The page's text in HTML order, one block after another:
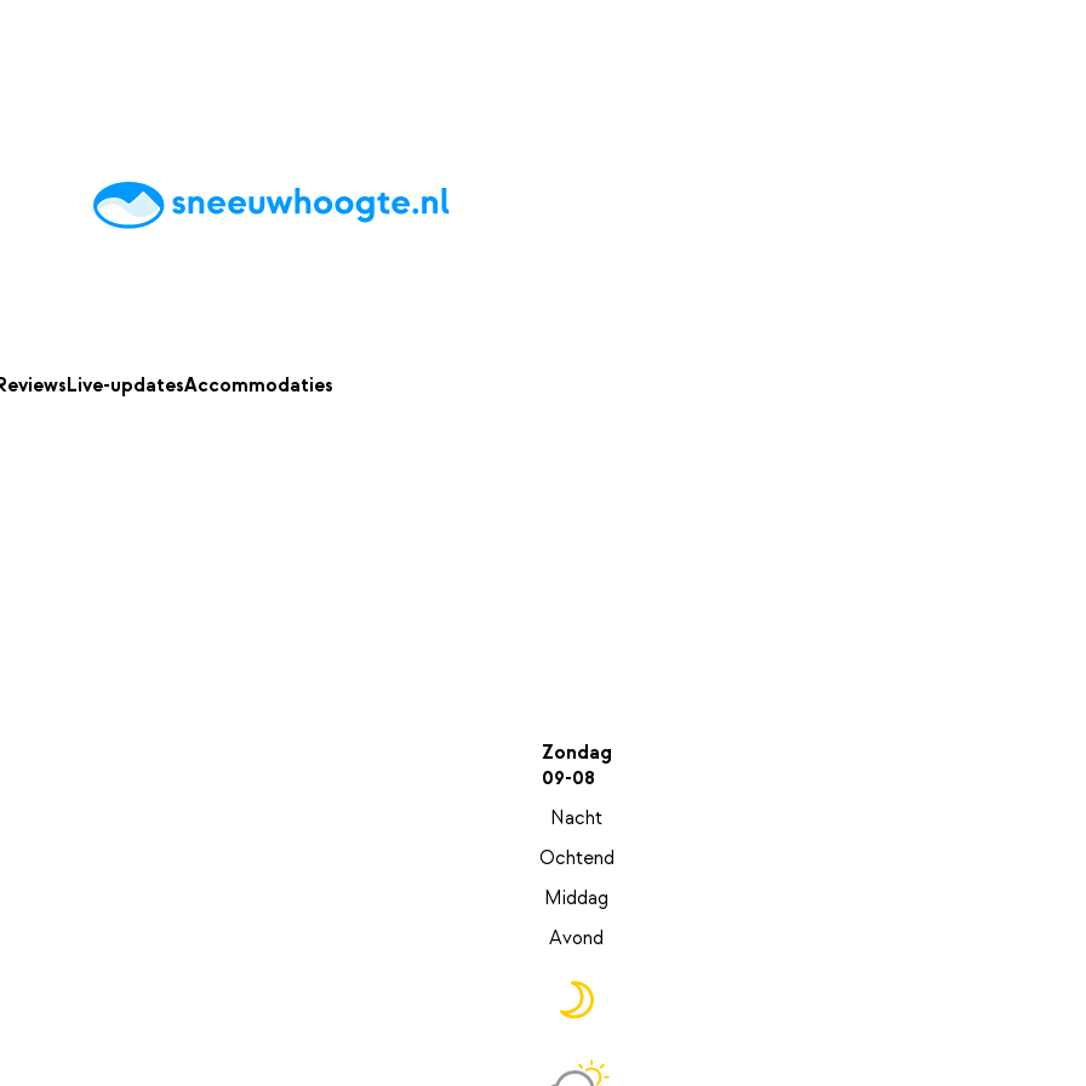
AccommodatiesTipsReviewsLive updatesApp
Live-updatesAccommodaties
Zondag
09-08
Nacht
Ochtend
Middag
Avond